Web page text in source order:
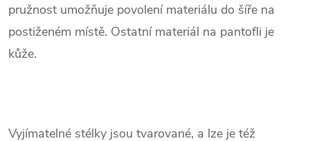
pružnost umožňuje povolení materiálu do šíře na
postiženém místě. Ostatní materiál na pantofli je
kůže.
Vyjímatelné stélky jsou tvarované, a lze je též